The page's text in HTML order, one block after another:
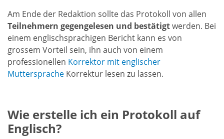
Am Ende der Redaktion sollte das Protokoll von allen
Teilnehmern gegengelesen und bestätigtwerden. Bei
einem englischsprachigen Bericht kann es von
grossem Vorteil sein, ihn auch von einem
professionellen Korrektor mit englischer
Muttersprache Korrektur lesen zu lassen.
Wie erstelle ich ein Protokoll auf
Englisch?